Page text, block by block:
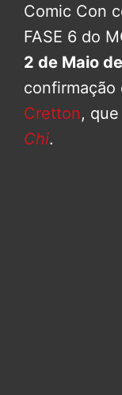
Comic Con
FASE 6 do
2 de Maio
confirmação
Cretton,
Chi.